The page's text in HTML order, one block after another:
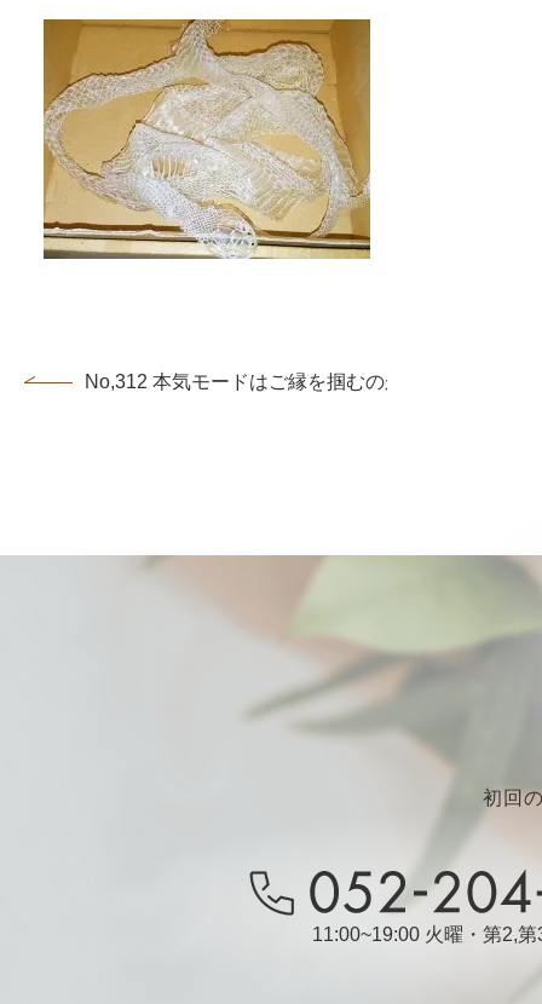
No,312 本気モードはご縁を掴むのが早い！女性会
初回
11:00~19:00 火曜・第2,